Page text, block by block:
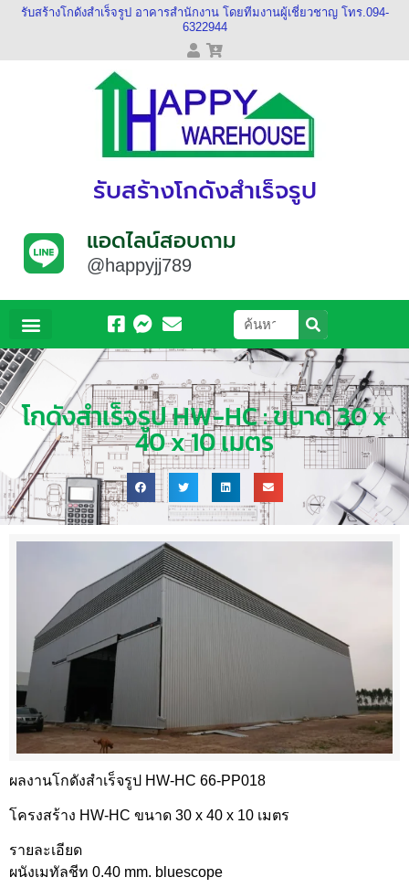
รับสร้างโกดังสำเร็จรูป อาคารสำนักงาน โดยทีมงานผู้เชี่ยวชาญ โทร.094-
6322944
รับสร้างโกดังสำเร็จรูป
แอดไลน์สอบถาม
@happyjj789
โกดังสำเร็จรูป HW-HC : ขนาด 30 x
40 x 10 เมตร
ผลงานโกดังสำเร็จรูป HW-HC 66-PP018
โครงสร้าง HW-HC ขนาด 30 x 40 x 10 เมตร
รายละเอียด
ผนังเมทัลชีท 0.40 mm. bluescope